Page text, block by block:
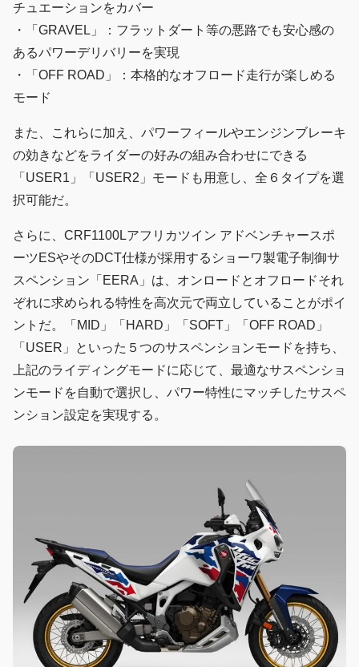
チュエーションをカバー
・「GRAVEL」：フラットダート等の悪路でも安心感の
あるパワーデリバリーを実現
・「OFF ROAD」：本格的なオフロード走行が楽しめる
モード
また、これらに加え、パワーフィールやエンジンブレーキ
の効きなどをライダーの好みの組み合わせにできる
「USER1」「USER2」モードも用意し、全６タイプを選
択可能だ。
さらに、CRF1100Lアフリカツイン アドベンチャースポ
ーツESやそのDCT仕様が採用するショーワ製電子制御サ
スペンション「EERA」は、オンロードとオフロードそれ
ぞれに求められる特性を高次元で両立していることがポイ
ントだ。「MID」「HARD」「SOFT」「OFF ROAD」
「USER」といった５つのサスペンションモードを持ち、
上記のライディングモードに応じて、最適なサスペンショ
ンモードを自動で選択し、パワー特性にマッチしたサスペ
ンション設定を実現する。